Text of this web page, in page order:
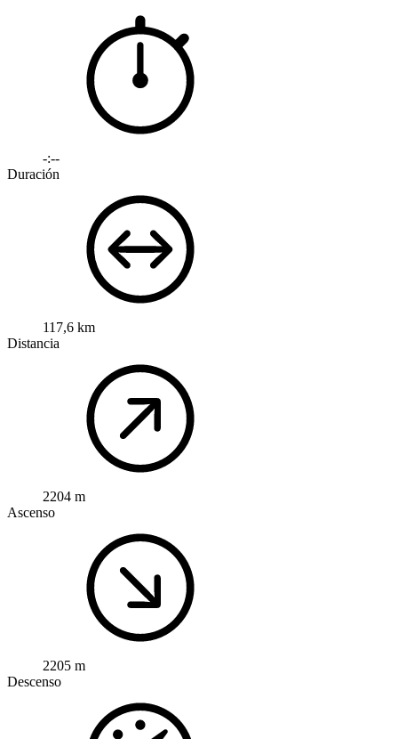
-:--
Duración
117,6 km
Distancia
2204 m
Ascenso
2205 m
Descenso